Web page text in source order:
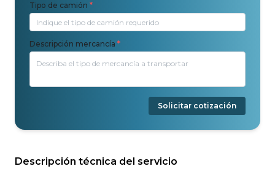
Tipo de camión *
Descripción mercancía *
Solicitar cotización
Descripción técnica del servicio